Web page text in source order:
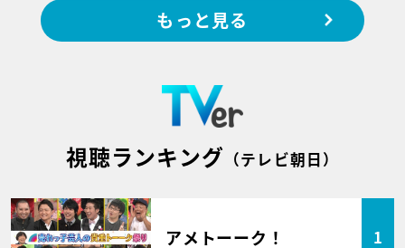
もっと見る
視聴ランキング （テレビ朝日）
アメトーーク！ 1